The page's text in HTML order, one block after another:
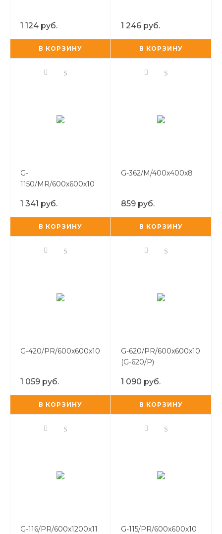
1 124 руб.
В КОРЗИНУ
1 246 руб.
В КОРЗИНУ
G-
1150/MR/600x600x10
1 341 руб.
В КОРЗИНУ
G-362/M/400x400x8
859 руб.
В КОРЗИНУ
G-420/PR/600x600x10
1 059 руб.
В КОРЗИНУ
G-620/PR/600x600x10
(G-620/P)
1 090 руб.
В КОРЗИНУ
G-116/PR/600x1200x11
G-115/PR/600x600x10